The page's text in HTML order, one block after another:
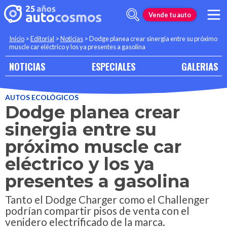
Vende tu auto
Inicio >Editorial >Noticias >Dodge planea crear sinergia entre su próximo
muscle car eléctrico y los ya presentes a gasolina
NOTICIAS ESPECIALES GALERIAS
AUTOS ECOLÓGICOS
Dodge planea crear
sinergia entre su
próximo muscle car
eléctrico y los ya
presentes a gasolina
Tanto el Dodge Charger como el Challenger
podrían compartir pisos de venta con el
venidero electrificado de la marca.